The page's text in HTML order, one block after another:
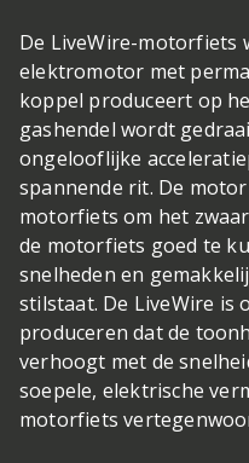
De LiveWire-motorfiets
elektromotor met
koppel produceert op
gashendel wordt
ongelooflijke
spannende rit. De
motorfiets om het
de motorfiets goed te
snelheden en
stilstaat. De LiveWire is
produceren dat de
verhoogt met de
soepele, elektrische
motorfiets